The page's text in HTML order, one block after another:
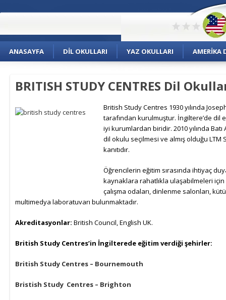
ANASAYFA DIL OKULLARI YAZ OKULLARI AMERIKA
BRITISH STUDY CENTRES Dil
British Study Centres 1930 yılında
tarafından kurulmuştur. İngiltere’de dil
iyi kurumlardan biridir. 2010 yılında Batı
dil okulu seçilmesi ve almış olduğu
kanıtıdır.
Öğrencilerin eğitim sırasında ihtiyaç
kaynaklara rahatlıkla ulaşabilmeleri
çalışma odaları, dinlenme salonları,
multimedya laboratuvarı bulunmaktadır.
Akreditasyonlar: British Council, English UK.
British Study Centres’in İngilterede eğitim verdiği şehirler:
British Study Centres – Bournemouth
Bristish Study Centres – Brighton